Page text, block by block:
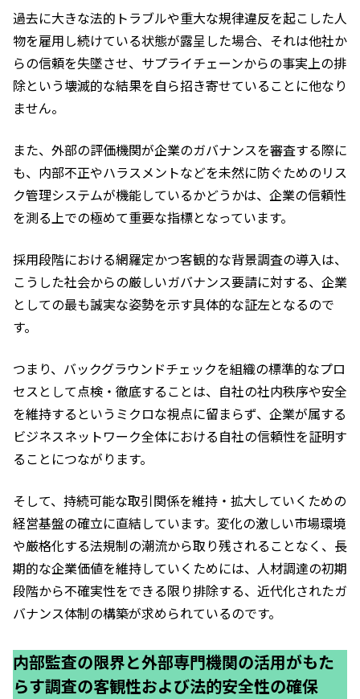
過去に大きな法的トラブルや重大な規律違反を起こした人
物を雇用し続けている状態が露呈した場合、それは他社か
らの信頼を失墜させ、サプライチェーンからの事実上の排
除という壊滅的な結果を自ら招き寄せていることに他なり
ません。
また、外部の評価機関が企業のガバナンスを審査する際に
も、内部不正やハラスメントなどを未然に防ぐためのリス
ク管理システムが機能しているかどうかは、企業の信頼性
を測る上での極めて重要な指標となっています。
採用段階における網羅定かつ客観的な背景調査の導入は、
こうした社会からの厳しいガバナンス要請に対する、企業
としての最も誠実な姿勢を示す具体的な証左となるので
す。
つまり、バックグラウンドチェックを組織の標準的なプロ
セスとして点検・徹底することは、自社の社内秩序や安全
を維持するというミクロな視点に留まらず、企業が属する
ビジネスネットワーク全体における自社の信頼性を証明す
ることにつながります。
そして、持続可能な取引関係を維持・拡大していくための
経営基盤の確立に直結しています。変化の激しい市場環境
や厳格化する法規制の潮流から取り残されることなく、長
期的な企業価値を維持していくためには、人材調達の初期
段階から不確実性をできる限り排除する、近代化されたガ
バナンス体制の構築が求められているのです。
内部監査の限界と外部専門機関の活用がもた
らす調査の客観性および法的安全性の確保